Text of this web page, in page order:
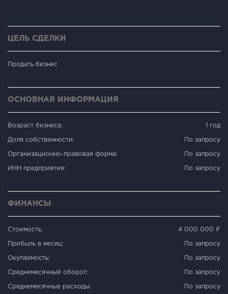
ЦЕЛЬ СДЕЛКИ
Продать бизнес
ОСНОВНАЯ ИНФОРМАЦИЯ
Возраст бизнеса: 1 год
Доля собственности: По запросу
Организационно-правовая форма: По запросу
ИНН предприятия: По запросу
ФИНАНСЫ
Стоимость: 4 000 000 ₽
Прибыль в месяц: По запросу
Окупаемость: По запросу
Среднемесячный оборот: По запросу
Среднемесячные расходы: По запросу